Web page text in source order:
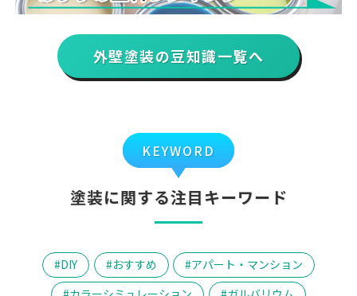
外壁塗装の豆知識一覧へ
KEYWORD
塗装に関する注目キーワード
DIY おすすめ
アパート・マンション